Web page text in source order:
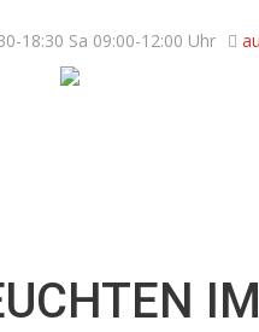
18:30 Sa 09:00-12:00 Uhr